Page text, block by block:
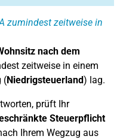
zumindest zeitweise in
nach dem
zeitweise in einem
(Niedrigsteuerland) lag.
prüft Ihr
Steuerpflicht
Ihrem Wegzug aus